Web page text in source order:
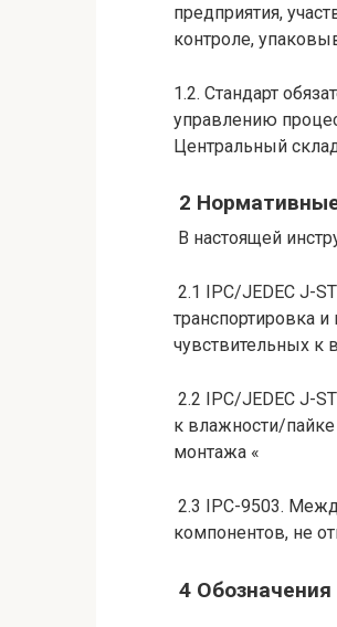
предприятия,
контроле,
1.2. Стандарт
управлению
Центральный
2
В настоящей
2.1 IPC/JEDEC J-
транспортировка
чувствительных к
2.2 IPC/JEDEC J-
к влажности/
монтажа «
2.3 IPC-9503.
компонентов, не
4